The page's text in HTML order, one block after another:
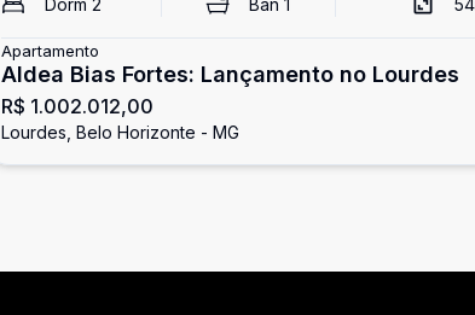
Apartamento
Aldea Bias Fortes: Lançamento no Lourdes
R$ 1.002.012,00
Lourdes, Belo Horizonte - MG